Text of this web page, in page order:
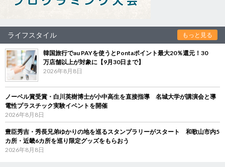
ライフスタイル もっと見る
韓国旅行でau PAYを使うとPontaポイント最大20％還元！30
万店舗以上が対象に【9月30日まで】
2026年8月8日
ノーベル賞受賞・白川英樹博士が小中高生を直接指導 名城大学が講演会と導
電性プラスチック実験イベントを開催
2026年8月8日
豊臣秀吉・秀長兄弟ゆかりの地を巡るスタンプラリーがスタート 和歌山市内5
カ所・近畿6カ所を巡り限定グッズをもらおう
2026年8月8日